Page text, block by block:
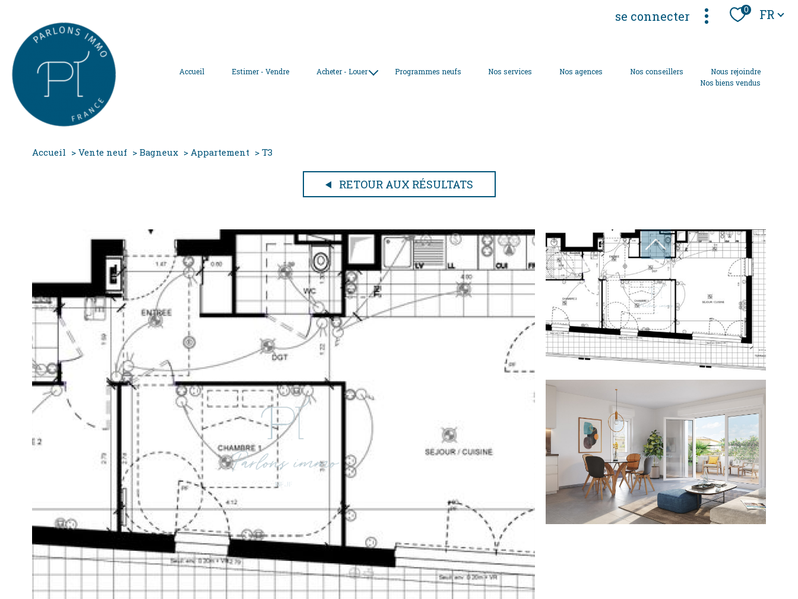
se connecter 0 Langue
FR
Accueil Estimer - Vendre Acheter - Louer Programmes neufs Nos services Nos agences Nos conseillers
Nous rejoindre
Nos biens vendus
Accueil Vente neuf Bagneux Appartement T3
RETOUR AUX RÉSULTATS